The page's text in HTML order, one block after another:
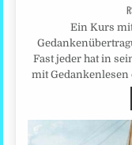
Ein Kurs
Fast jeder hat in
mit Gedankenlesen